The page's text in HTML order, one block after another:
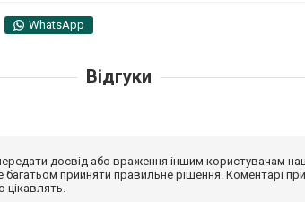
WhatsApp
Відгуки
досвід або враження іншим користувачам
прийняти правильне рішення. Коментарі